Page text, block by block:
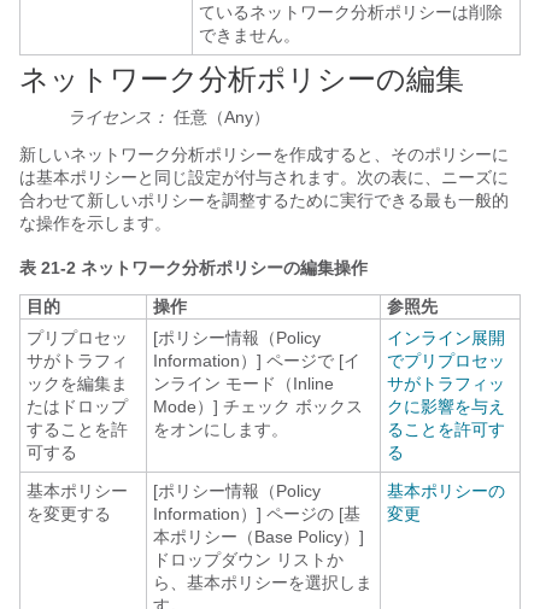
ているネットワーク分析ポリシーは削除
できません。
ネットワーク分析ポリシーの編集
ライセンス： 任意（Any）
新しいネットワーク分析ポリシーを作成すると、そのポリシーに
は基本ポリシーと同じ設定が付与されます。次の表に、ニーズに
合わせて新しいポリシーを調整するために実行できる最も一般的
な操作を示します。
表 21-2 ネットワーク分析ポリシーの編集操作
目的
操作
参照先
プリプロセッ
サがトラフィ
ックを編集ま
たはドロップ
することを許
可する
[ポリシー情報（Policy
Information）] ページで [イ
ンライン モード（Inline
Mode）] チェック ボックス
をオンにします。
インライン展開
でプリプロセッ
サがトラフィッ
クに影響を与え
ることを許可す
る
基本ポリシー
を変更する
[ポリシー情報（Policy
Information）] ページの [基
本ポリシー（Base Policy）]
ドロップダウン リストか
ら、基本ポリシーを選択しま
基本ポリシーの
変更